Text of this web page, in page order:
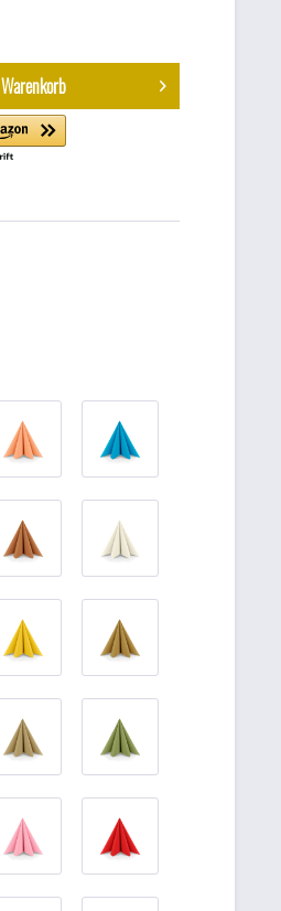
Warenkorb